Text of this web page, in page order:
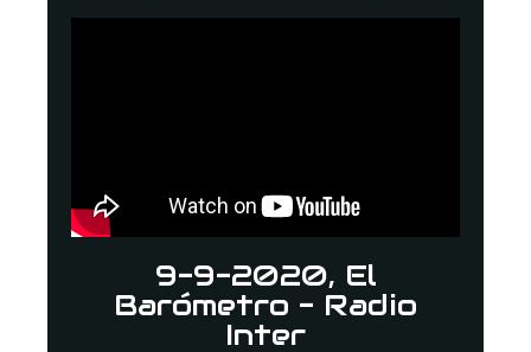
9-9-2020, El
Barómetro - Radio
Inter